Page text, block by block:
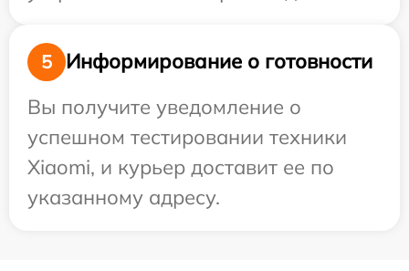
5
Информирование о готовности
Вы получите уведомление о
успешном тестировании техники
Xiaomi, и курьер доставит ее по
указанному адресу.